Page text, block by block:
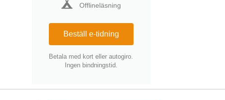
Offlineläsning
Beställ e-tidning
Betala med kort eller autogiro.
Ingen bindningstid.